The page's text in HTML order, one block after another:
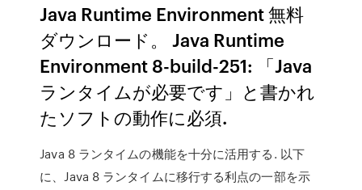
Java Runtime Environment 無料
ダウンロード。 Java Runtime
Environment 8-build-251: 「Java
ランタイムが必要です」と書かれ
たソフトの動作に必須.
Java 8 ランタイムの機能を十分に活用する. 以下
に、Java 8 ランタイムに移行する利点の一部を示